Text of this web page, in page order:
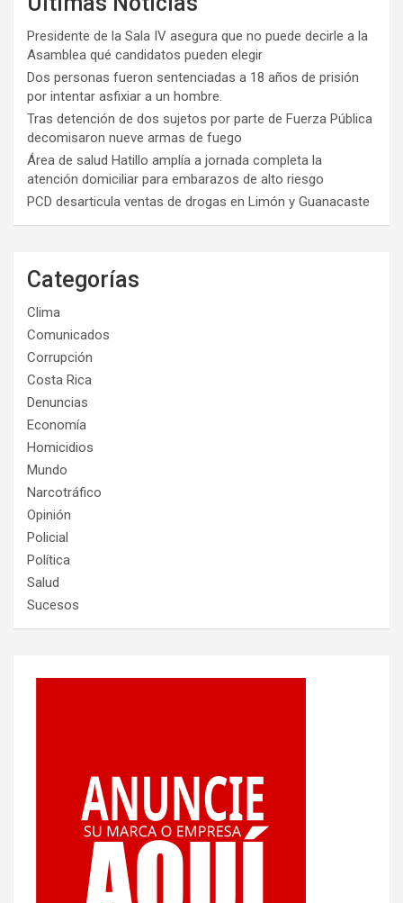
Presidente de la Sala IV asegura que no puede decirle a la
Asamblea qué candidatos pueden elegir
Dos personas fueron sentenciadas a 18 años de prisión
por intentar asfixiar a un hombre.
Tras detención de dos sujetos por parte de Fuerza Pública
decomisaron nueve armas de fuego
Área de salud Hatillo amplía a jornada completa la
atención domiciliar para embarazos de alto riesgo
PCD desarticula ventas de drogas en Limón y Guanacaste
Categorías
Clima
Comunicados
Corrupción
Costa Rica
Denuncias
Economía
Homicidios
Mundo
Narcotráfico
Opinión
Policial
Política
Salud
Sucesos